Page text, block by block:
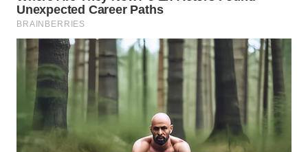
WAHANA
NEWS
WAHANA
TANI
WAHANA
ADVOKAT